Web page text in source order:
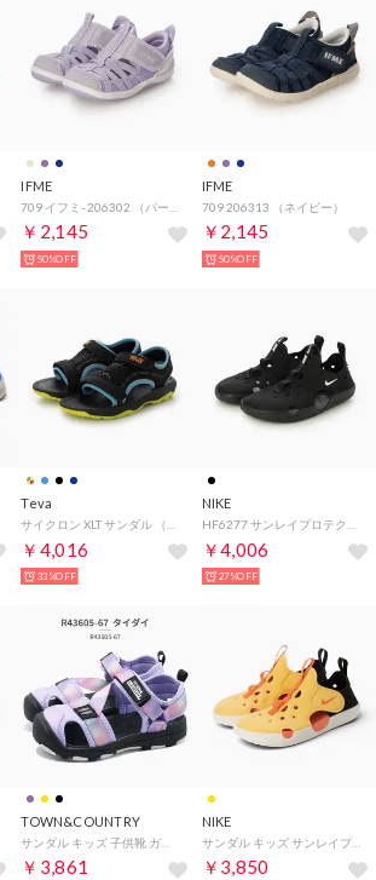
IFME
￥2,145
50%OFF
IFME
709 206313 （ネイビー）
￥2,145
50%OFF
Teva
サイクロン XLT サンダル （ブラックマルチ）
￥4,016
33%OFF
NIKE
HF6277 サンレイプロテクト4PS サンダル （ブラック×ホワイト×グレー）
￥4,006
27%OFF
TOWN&COUNTRY
￥3,861
NIKE
サンダル キッズ サンレイプロテクト 4 PS HF6277 2025春夏 Nike Sunray Protect 4 アクアシューズ （イエロー）
￥3,850